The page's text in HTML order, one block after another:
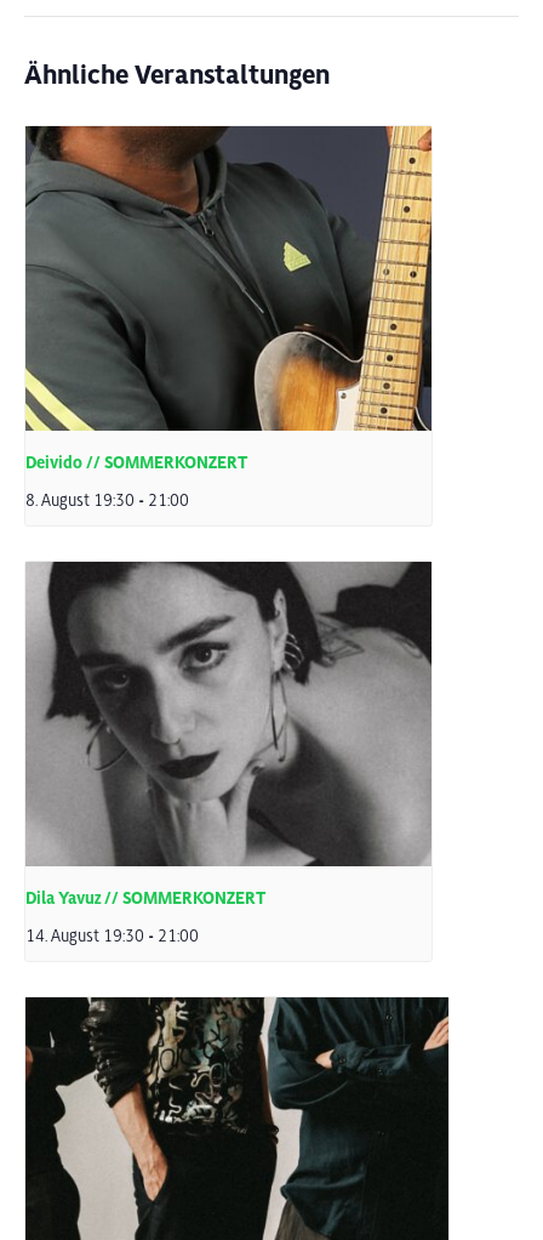
Ähnliche Veranstaltungen
Deivido // SOMMERKONZERT
8. August 19:30 - 21:00
Dila Yavuz // SOMMERKONZERT
14. August 19:30 - 21:00